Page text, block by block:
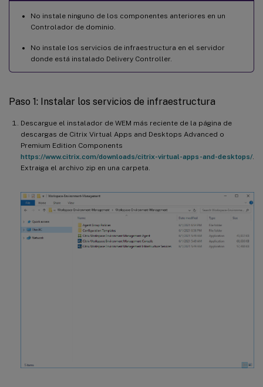
No instale ninguno de los componentes anteriores en un
Controlador de dominio.
No instale los servicios de infraestructura en el servidor
donde está instalado Delivery Controller.
Paso 1: Instalar los servicios de infraestructura
Descargue el instalador de WEM más reciente de la página de
descargas de Citrix Virtual Apps and Desktops Advanced o
Premium Edition Components
https://www.citrix.com/downloads/citrix-virtual-apps-and-desktops/
Extraiga el archivo zip en una carpeta.